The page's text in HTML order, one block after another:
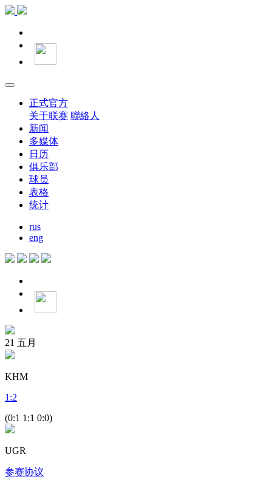
正式官方
关于联赛 聯絡人
新闻
多媒体
日历
俱乐部
球员
表格
统计
rus
eng
21 五月
KHM
1 :2
(0:1 1:1 0:0)
UGR
参赛协议